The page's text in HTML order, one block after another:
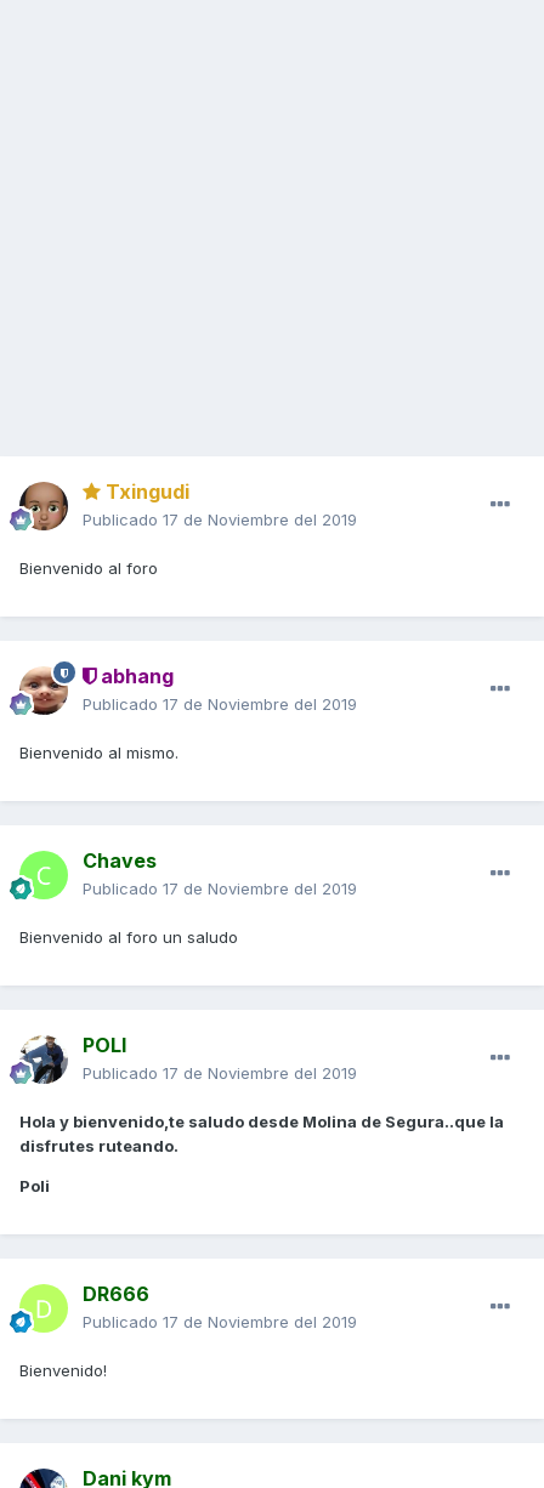
Txingudi
Publicado 17 de Noviembre del 2019
Bienvenido al foro
abhang
Publicado 17 de Noviembre del 2019
Bienvenido al mismo.
Chaves
Publicado 17 de Noviembre del 2019
Bienvenido al foro un saludo
POLI
Publicado 17 de Noviembre del 2019
Hola y bienvenido,te saludo desde Molina de Segura..que la
disfrutes ruteando.
Poli
DR666
Publicado 17 de Noviembre del 2019
Bienvenido!
Dani kym